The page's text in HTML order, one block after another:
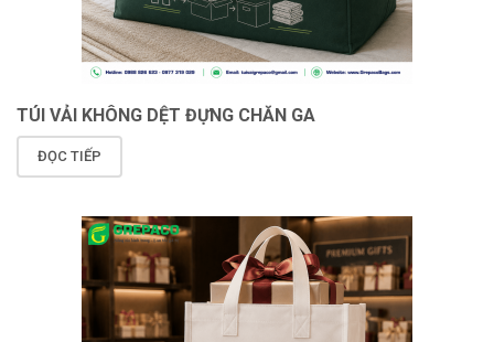
TÚI VẢI KHÔNG DỆT ĐỰNG CHĂN GA
ĐỌC TIẾP